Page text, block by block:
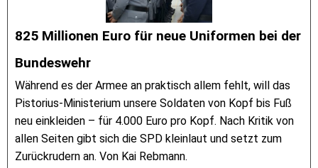
825 Millionen Euro für neue Uniformen bei der
Bundeswehr
Während es der Armee an praktisch allem fehlt, will das
Pistorius-Ministerium unsere Soldaten von Kopf bis Fuß
neu einkleiden – für 4.000 Euro pro Kopf. Nach Kritik von
allen Seiten gibt sich die SPD kleinlaut und setzt zum
Zurückrudern an. Von Kai Rebmann.